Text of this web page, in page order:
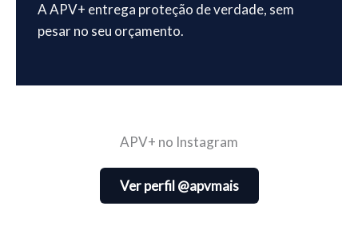
A APV+ entrega proteção de verdade, sem
pesar no seu orçamento.
APV+ no Instagram
Ver perfil @apvmais